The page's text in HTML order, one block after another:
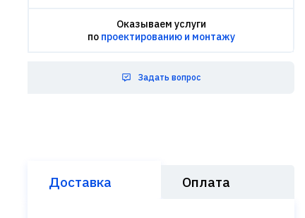
Оказываем услуги
по проектированию и монтажу
Задать вопрос
Доставка Оплата